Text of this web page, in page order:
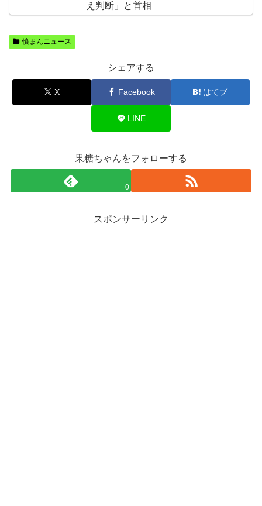
え判断」と首相
憤まんニュース
シェアする
X Facebook はてブ
LINE
果糖ちゃんをフォローする
0
スポンサーリンク